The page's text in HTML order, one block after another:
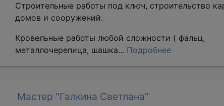
Строительные работы под ключ, строительство
домов и сооружений.
Кровельные работы любой сложности ( фальц,
металлочерепица, шашка... Подробнее
Мастер "Галкина Светлана"